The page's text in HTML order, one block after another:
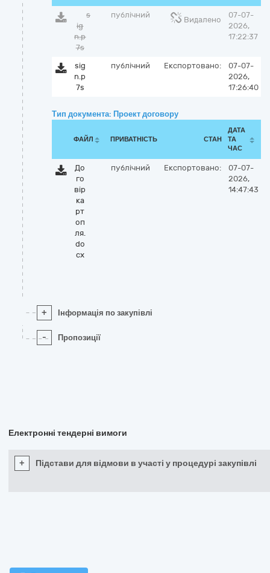
s
ig
n.p
7s
публічний
Видалено
07-07-
2026,
17:22:37
sig
n.p
7s
публічний Експортовано:
07-07-
2026,
17:26:40
Тип документа: Проект договору
ФАЙЛ ПРИВАТНІСТЬ СТАН
ДАТА
ТА
ЧАС
До
го
вір
ка
рт
оп
ля.
do
cx
публічний Експортовано:
07-07-
2026,
14:47:43
+ Інформація по закупівлі
- Пропозиції
Електронні тендерні вимоги
+ Підстави для відмови в участі у процедурі закупівлі